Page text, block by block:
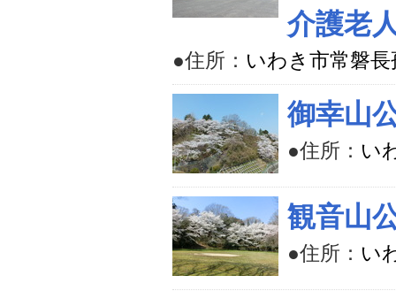
介護老
●住所： いわき市常磐長
御幸山
●住所： い
観音山
●住所： い